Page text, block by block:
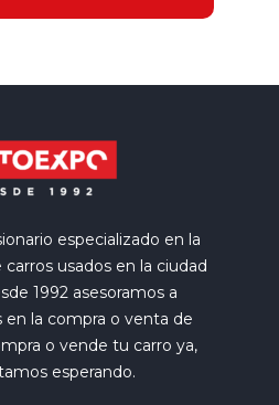
especializado en la
usados en la ciudad
1992 asesoramos a
en la compra o venta de
o vende tu carro ya,
esperando.